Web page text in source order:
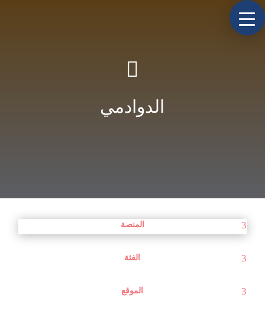

الدوادمي
المنصة
الفئة
الموقع